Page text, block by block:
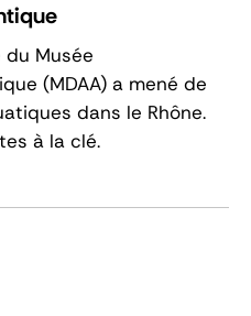
Musée
(MDAA) a mené de
dans le Rhône.
à la clé.